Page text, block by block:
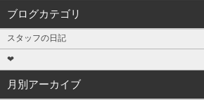
ブログカテゴリ
スタッフの日記
❤
月別アーカイブ